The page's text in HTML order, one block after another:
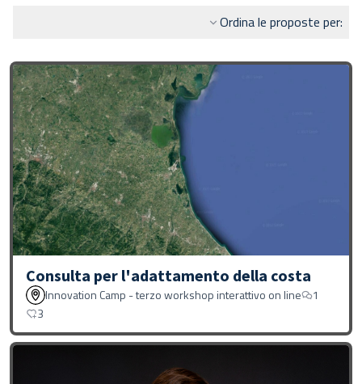
Ordina le proposte per:
Consulta per l'adattamento della costa
Innovation Camp - terzo workshop interattivo on line
1
3